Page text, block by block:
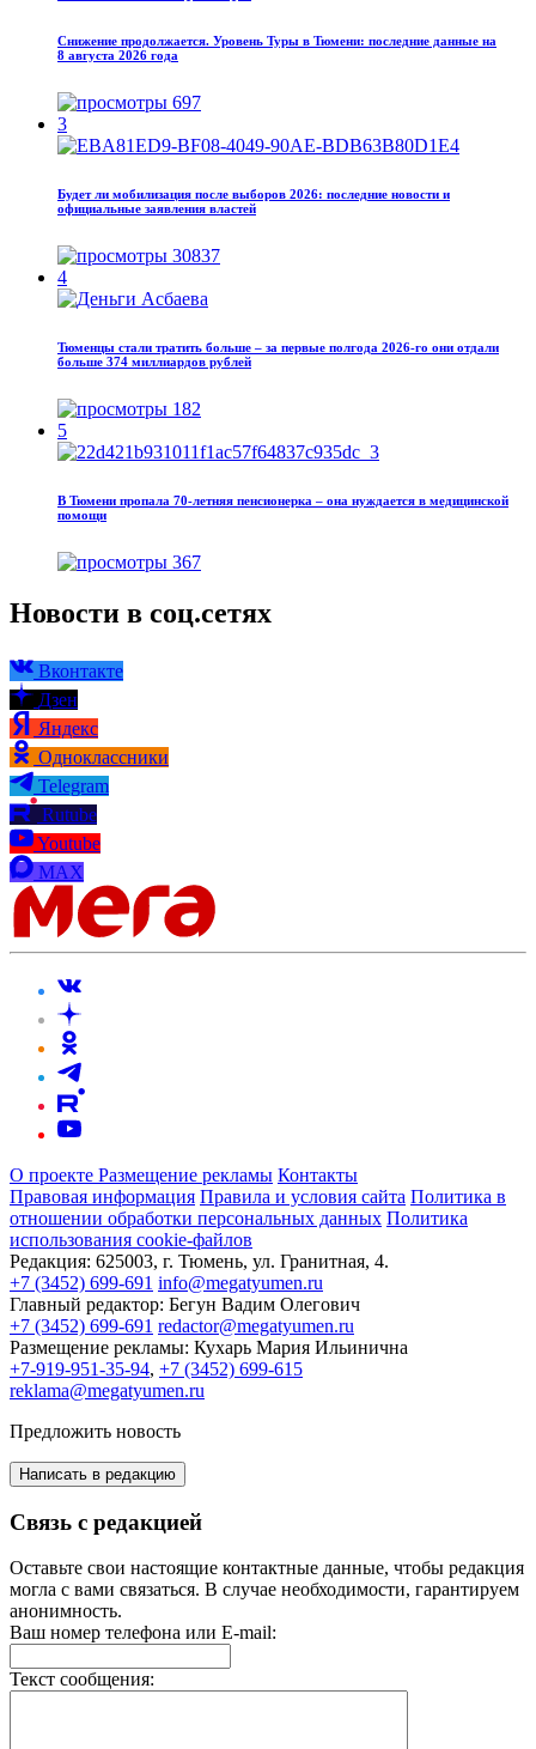
Снижение продолжается. Уровень Туры в Тюмени: последние данные на
8 августа 2026 года
697
3
Будет ли мобилизация после выборов 2026: последние новости и
официальные заявления властей
30837
4
Тюменцы стали тратить больше – за первые полгода 2026-го они отдали
больше 374 миллиардов рублей
182
5
В Тюмени пропала 70‑летняя пенсионерка – она нуждается в медицинской
помощи
367
Новости в соц.сетях
Вконтакте
Дзен
Яндекс
Одноклассники
Telegram
Rutube
Youtube
MAX
О проекте Размещение рекламы Контакты
Правовая информация Правила и условия сайта Политика в
отношении обработки персональных данных Политика
использования cookie-файлов
Редакция: 625003, г. Тюмень, ул. Гранитная, 4.
+7 (3452) 699-691 info@megatyumen.ru
Главный редактор: Бегун Вадим Олегович
+7 (3452) 699-691 redactor@megatyumen.ru
Размещение рекламы: Кухарь Мария Ильинична
+7-919-951-35-94, +7 (3452) 699-615
reklama@megatyumen.ru
Предложить новость
Написать в редакцию
Связь с редакцией
Оставьте свои настоящие контактные данные, чтобы редакция
могла с вами связаться. В случае необходимости, гарантируем
анонимность.
Ваш номер телефона или E-mail:
Текст сообщения: